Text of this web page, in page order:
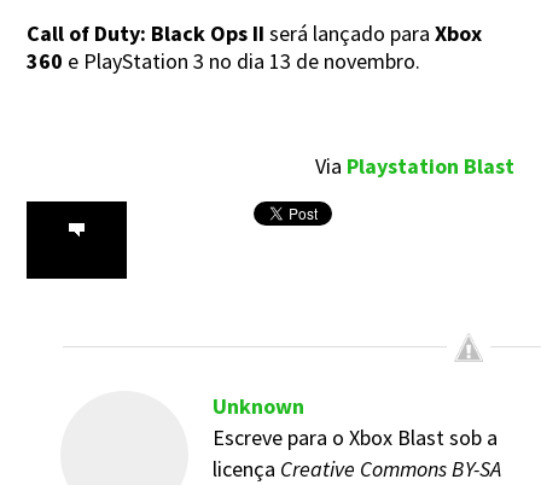
Call of Duty: Black Ops IIserá lançado paraXbox
360 e PlayStation 3 no dia 13 de novembro.
Via Playstation Blast
Unknown
Escreve para o Xbox Blast sob a
licença Creative Commons BY-SA